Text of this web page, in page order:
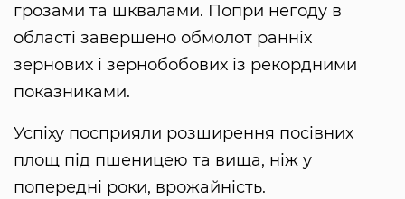
грозами та шквалами. Попри негоду в
області завершено обмолот ранніх
зернових і зернобобових із рекордними
показниками.
Успіху посприяли розширення посівних
площ під пшеницею та вища, ніж у
попередні роки, врожайність.